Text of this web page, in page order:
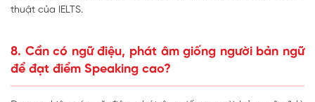
thuật của IELTS.
8. Cần có ngữ điệu, phát âm giống người bản ngữ
để đạt điểm Speaking cao?